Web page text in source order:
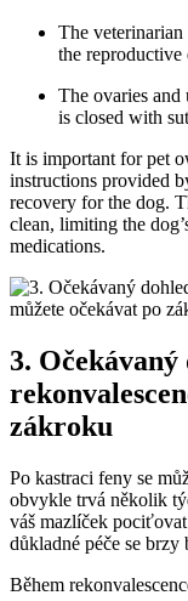
The veterinarian
the reproductive
The ovaries and
is closed with
It is important for pet
instructions provided
recovery for the dog.
clean, limiting the
medications.
3.
zákroku
Po kastraci feny se
obvykle trvá několik
váš mazlíček
důkladné péče se brzy
Během